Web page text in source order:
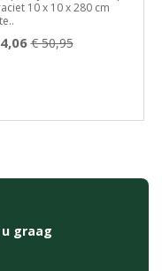
10 x 10 x 280 cm
€ 50,95
graag